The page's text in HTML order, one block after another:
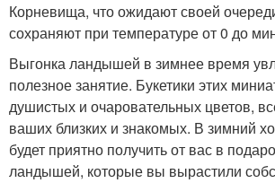
Корневища, что ожидают своей
сохраняют при температуре от 0 до
Выгонка ландышей в зимнее время
полезное занятие. Букетики этих
душистых и очаровательных цветов,
ваших близких и знакомых. В зимний
будет приятно получить от вас в
ландышей, которые вы вырастили